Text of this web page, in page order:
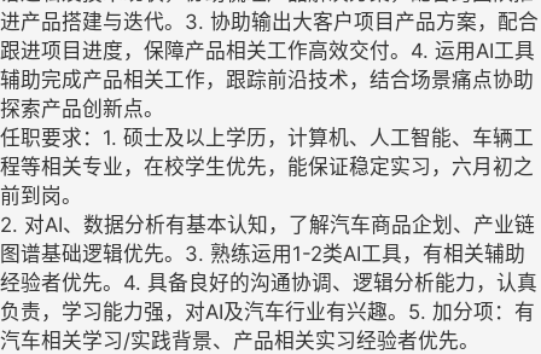
进产品搭建与迭代。3. 协助输出大客户项目产品方案，配合
跟进项目进度，保障产品相关工作高效交付。4. 运用AI工具
辅助完成产品相关工作，跟踪前沿技术，结合场景痛点协助
探索产品创新点。
任职要求：1. 硕士及以上学历，计算机、人工智能、车辆工
程等相关专业，在校学生优先，能保证稳定实习，六月初之
前到岗。
2. 对AI、数据分析有基本认知，了解汽车商品企划、产业链
图谱基础逻辑优先。3. 熟练运用1-2类AI工具，有相关辅助
经验者优先。4. 具备良好的沟通协调、逻辑分析能力，认真
负责，学习能力强，对AI及汽车行业有兴趣。5. 加分项：有
汽车相关学习/实践背景、产品相关实习经验者优先。